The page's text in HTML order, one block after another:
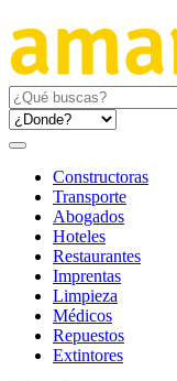
Constructoras
Transporte
Abogados
Hoteles
Restaurantes
Imprentas
Limpieza
Médicos
Repuestos
Extintores